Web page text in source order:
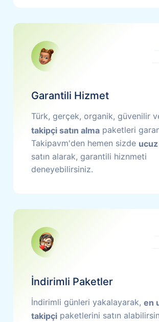
Garantili Hizmet
Türk, gerçek, organik, güvenilir
takipçi satın alma paketleri
Takipavm'den hemen sizde
satın alarak, garantili hiznmeti
deneyebilirsiniz.
İndirimli Paketler
İndirimli günleri yakalayarak,en
takipçi paketlerini satın